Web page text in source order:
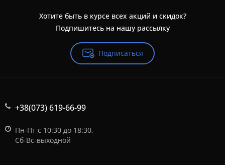
Хотите быть в курсе всех акций и скидок?
Подпишитесь на нашу рассылку
Подписаться
+38(073) 619-66-99
Пн-Пт с 10:30 до 18:30,
Сб-Вс-выходной